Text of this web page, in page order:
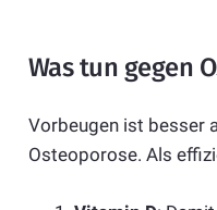
Was tun gegen
Vorbeugen ist besser
Osteoporose. Als